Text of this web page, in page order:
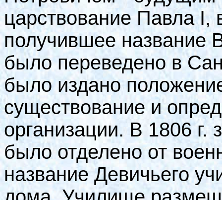
царствование ПавлаI,
получившее название
было переведено в
было издано
существование и
организации. В 1806 г.
было отделено от
название Девичьего